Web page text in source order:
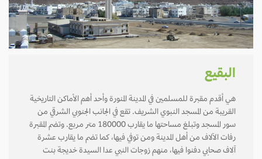
البقيع
هي أقدم مقبرة للمسلمين في المدينة المنورة وأحد أهم الأماكن التاريخية
القريبة من المسجد النبوي الشريف. تقع في الجانب الجنوبي الشرقي من
سور المسجد وتبلغ مساحتها ما يقارب 180000 متر مربع. وتضم المقبرة
رفات الآلاف من أهل المدينة ومن توفي فيها، كما تضم ما يقارب عشرة
آلاف صحابي دفنوا فيها، منهم زوجات النبي عدا السيدة خديجة بنت